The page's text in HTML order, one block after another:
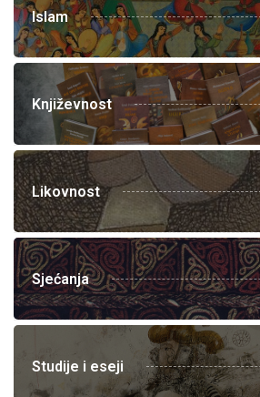
Islam
Književnost
Likovnost
Sjećanja
Studije i eseji